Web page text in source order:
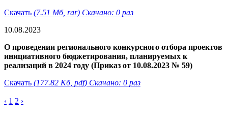
Скачать (7.51 Мб, rar) Скачано: 0 раз
10.08.2023
О проведении регионального конкурсного отбора проектов
инициативного бюджетирования, планируемых к
реализаций в 2024 году (Приказ от 10.08.2023 № 59)
Скачать (177.82 Кб, pdf) Скачано: 0 раз
‹ 1 2 ›